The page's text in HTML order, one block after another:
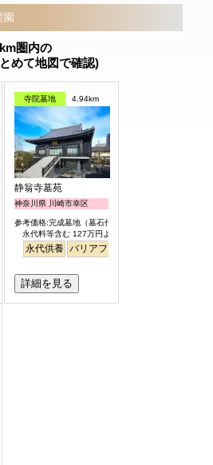
園
圏内の
めて地図で確認)
寺院墓地 4.94km
静翁寺墓苑
神奈川県 川崎市幸区
参考価格:完成墓地（墓石代含）
永代料等含む 127万円より
永代供養 バリアフリー
詳細を見る